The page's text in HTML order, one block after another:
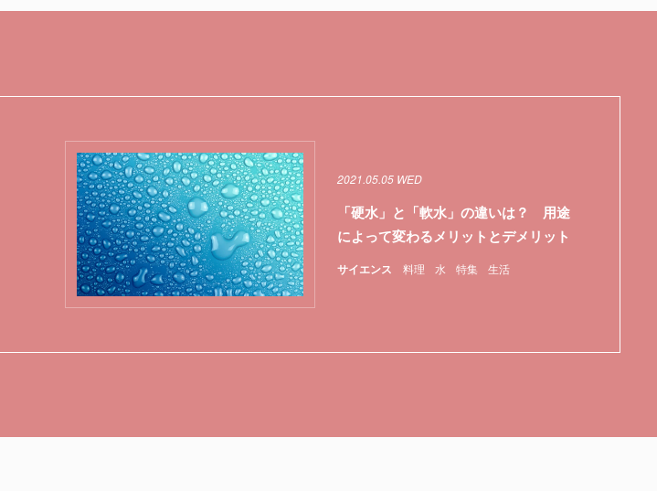
サイエンス 料理 水 特集 生活
2021.05.05 WED
「硬水」と「軟水」の違いは？ 用途
によって変わるメリットとデメリット